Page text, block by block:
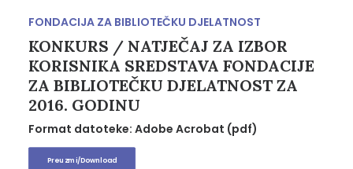
FONDACIJA ZA BIBLIOTEČKU DJELATNOST
KONKURS / NATJEČAJ ZA IZBOR
KORISNIKA SREDSTAVA FONDACIJE
ZA BIBLIOTEČKU DJELATNOST ZA
2016. GODINU
Format datoteke: Adobe Acrobat (pdf)
Preuzmi/Download